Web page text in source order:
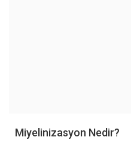
Miyelinizasyon Nedir?